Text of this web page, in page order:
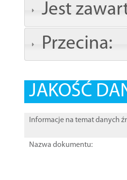
Jest
Przecina:
JAKOŚĆ
Informacje na temat danych
Nazwa dokumentu: